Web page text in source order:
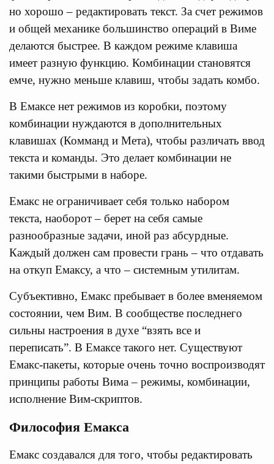
но хорошо – редактировать текст. За счет режимов
и общей механике большинство операций в Виме
делаются быстрее. В каждом режиме клавиша
имеет разную функцию. Комбинации становятся
емче, нужно меньше клавиш, чтобы задать комбо.
В Емаксе нет режимов из коробки, поэтому
комбинации нуждаются в дополнительных
клавишах (Комманд и Мета), чтобы различать ввод
текста и команды. Это делает комбинации не
такими быстрыми в наборе.
Емакс не ограничивает себя только набором
текста, наоборот – берет на себя самые
разнообразные задачи, иной раз абсурдные.
Каждый должен сам провести грань – что отдавать
на откуп Емаксу, а что – системным утилитам.
Субъективно, Емакс пребывает в более вменяемом
состоянии, чем Вим. В сообществе последнего
сильны настроения в духе “взять все и
переписать”. В Емаксе такого нет. Существуют
Емакс-пакеты, которые очень точно воспроизводят
принципы работы Вима – режимы, комбинации,
исполнение Вим-скриптов.
Философия Емакса
Емакс создавался для того, чтобы редактировать